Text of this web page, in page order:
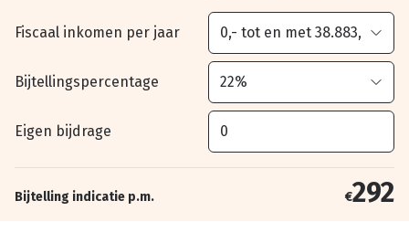
Fiscaal inkomen per jaar
Bijtellingspercentage
Eigen bijdrage
Bijtelling indicatie p.m. €292